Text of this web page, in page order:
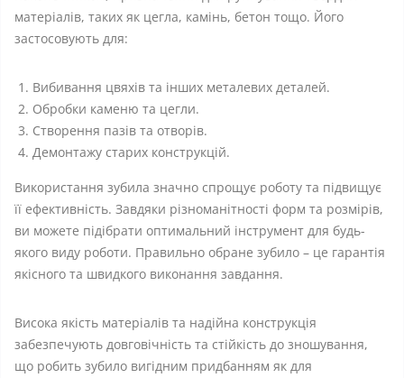
матеріалів, таких як цегла, камінь, бетон тощо. Його
застосовують для:
Вибивання цвяхів та інших металевих деталей.
Обробки каменю та цегли.
Створення пазів та отворів.
Демонтажу старих конструкцій.
Використання зубила значно спрощує роботу та підвищує
її ефективність. Завдяки різноманітності форм та розмірів,
ви можете підібрати оптимальний інструмент для будь-
якого виду роботи. Правильно обране зубило – це гарантія
якісного та швидкого виконання завдання.
Висока якість матеріалів та надійна конструкція
забезпечують довговічність та стійкість до зношування,
що робить зубило вигідним придбанням як для